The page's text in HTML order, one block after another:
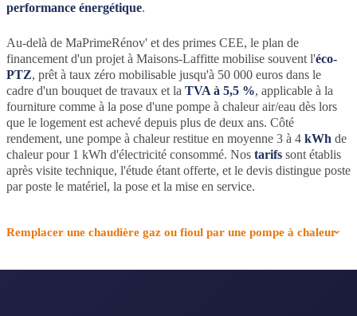
performance énergétique.
Au-delà de MaPrimeRénov' et des primes CEE, le plan de
financement d'un projet à Maisons-Laffitte mobilise souvent l'éco-
PTZ, prêt à taux zéro mobilisable jusqu'à 50 000 euros dans le
cadre d'un bouquet de travaux et la TVA à 5,5 %, applicable à la
fourniture comme à la pose d'une pompe à chaleur air/eau dès lors
que le logement est achevé depuis plus de deux ans. Côté
rendement, une pompe à chaleur restitue en moyenne 3 à 4 kWh de
chaleur pour 1 kWh d'électricité consommé. Nos tarifs sont établis
après visite technique, l'étude étant offerte, et le devis distingue poste
par poste le matériel, la pose et la mise en service.
Remplacer une chaudière gaz ou fioul par une pompe à chaleur